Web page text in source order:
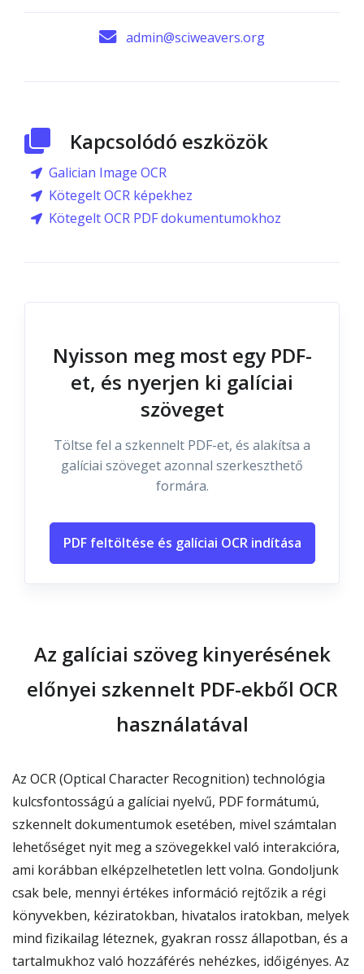
admin@sciweavers.org
Kapcsolódó eszközök
Galician Image OCR
Kötegelt OCR képekhez
Kötegelt OCR PDF dokumentumokhoz
Nyisson meg most egy PDF-
et, és nyerjen ki galíciai
szöveget
Töltse fel a szkennelt PDF-et, és alakítsa a
galíciai szöveget azonnal szerkeszthető
formára.
PDF feltöltése és galíciai OCR indítása
Az galíciai szöveg kinyerésének
előnyei szkennelt PDF-ekből OCR
használatával
Az OCR (Optical Character Recognition) technológia
kulcsfontosságú a galíciai nyelvű, PDF formátumú,
szkennelt dokumentumok esetében, mivel számtalan
lehetőséget nyit meg a szövegekkel való interakcióra,
ami korábban elképzelhetetlen lett volna. Gondoljunk
csak bele, mennyi értékes információ rejtőzik a régi
könyvekben, kéziratokban, hivatalos iratokban, melyek
mind fizikailag léteznek, gyakran rossz állapotban, és a
tartalmukhoz való hozzáférés nehézkes, időigényes. Az